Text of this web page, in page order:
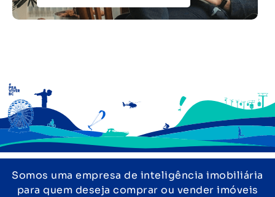
Somos uma empresa de inteligência imobiliária
para quem deseja comprar ou vender imóveis